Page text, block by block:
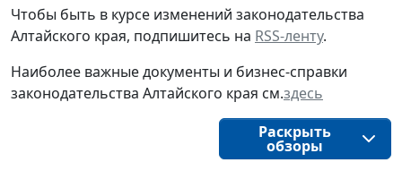
Чтобы быть в курсе изменений законодательства
Алтайского края, подпишитесь на RSS-ленту.
Наиболее важные документы и бизнес-справки
законодательства Алтайского края см.здесь
Раскрыть
обзоры